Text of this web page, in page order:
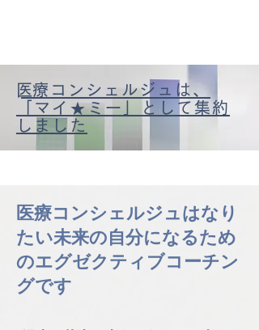
​医療コンシェルジュは、
「マイ★ミー」として集約
しました
医療コンシェルジュはなり
たい未来の自分になるため
のエグゼクティブコーチン
グです